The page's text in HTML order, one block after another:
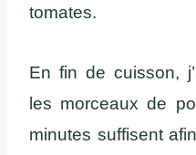
tomates.
En fin de cuisson,
les morceaux de
minutes suffisent